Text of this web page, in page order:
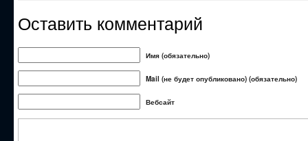
Оставить комментарий
Имя (обязательно)
Mail (не будет опубликовано) (обязательно)
Вебсайт